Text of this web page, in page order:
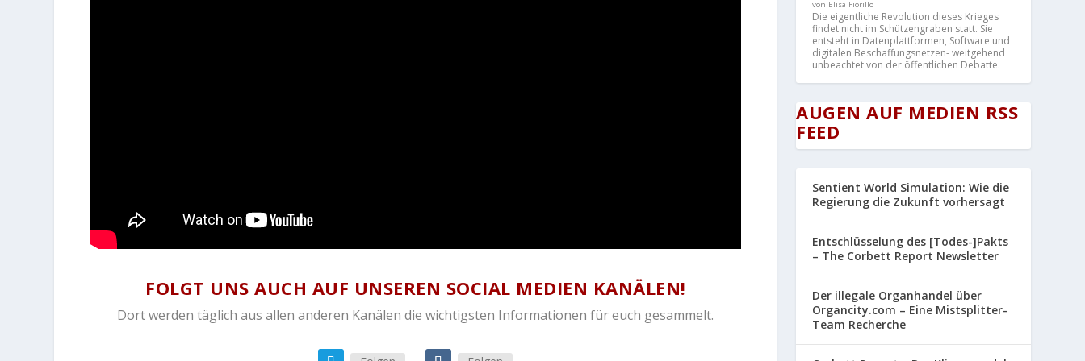
FOLGT UNS AUCH AUF UNSEREN SOCIAL MEDIEN KANÄLEN!
Dort werden täglich aus allen anderen Kanälen die wichtigsten Informationen für euch gesammelt.
von Elisa Fiorillo
Die eigentliche Revolution dieses Krieges
findet nicht im Schützengraben statt. Sie
entsteht in Datenplattformen, Software und
digitalen Beschaffungsnetzen- weitgehend
unbeachtet von der öffentlichen Debatte.
AUGEN AUF MEDIEN RSS
FEED
Sentient World Simulation: Wie die
Regierung die Zukunft vorhersagt
Entschlüsselung des [Todes-]Pakts
– The Corbett Report Newsletter
Der illegale Organhandel über
Organcity.com – Eine Mistsplitter-
Team Recherche